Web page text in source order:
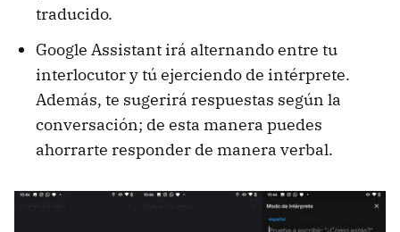
traducido.
Google Assistant irá alternando entre tu
interlocutor y tú ejerciendo de intérprete.
Además, te sugerirá respuestas según la
conversación; de esta manera puedes
ahorrarte responder de manera verbal.